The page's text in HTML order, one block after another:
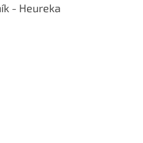
- Heureka